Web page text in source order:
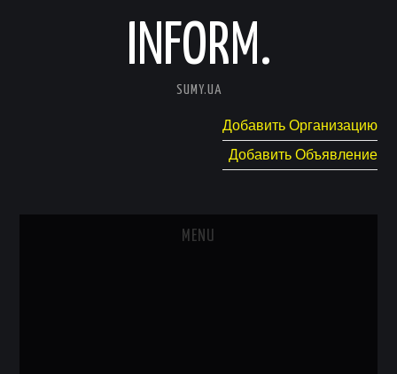
INFORM.
SUMY.UA
Добавить Организацию
Добавить Объявление
MENU